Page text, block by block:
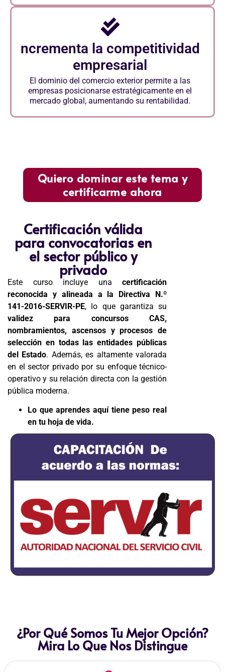
ncrementa la competitividad
empresarial
El dominio del comercio exterior permite a las
empresas posicionarse estratégicamente en el
mercado global, aumentando su rentabilidad.
Quiero dominar este tema y
certificarme ahora
Certificación válida
para convocatorias en
el sector público y
privado
Este curso incluye unacertificación
reconocida y alineada a la Directiva N.º
141-2016-SERVIR-PE, lo que garantiza su
validez para concursos CAS,
nombramientos, ascensos y procesos de
selección en todas las entidades públicas
del Estado. Además, es altamente valorada
en el sector privado por su enfoque técnico-
operativo y su relación directa con la gestión
pública moderna.
Lo que aprendes aquí tiene peso real
en tu hoja de vida.
¿Por Qué Somos Tu Mejor Opción?
Mira Lo Que Nos Distingue